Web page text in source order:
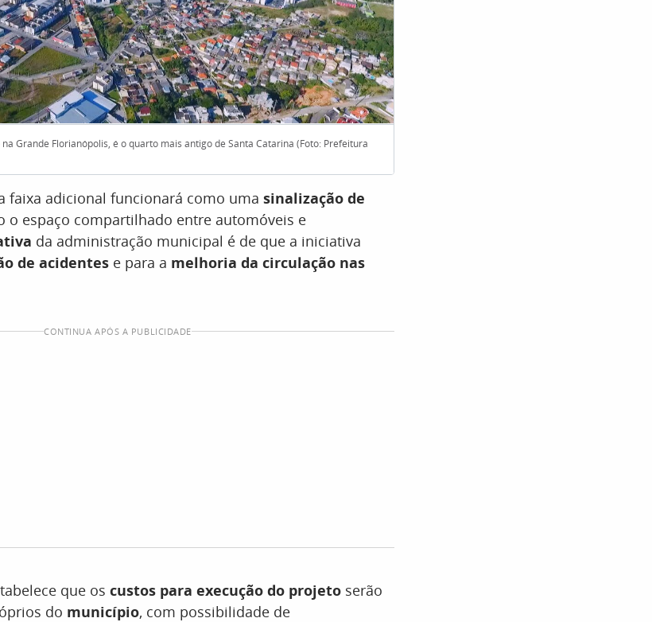
Grande Florianópolis, é o quarto mais antigo de Santa Catarina (Foto: Prefeitura
faixa adicional funcionará como uma sinalização de
o espaço compartilhado entre automóveis e
da administração municipal é de que a iniciativa
de acidentes e para a melhoria da circulação nas
CONTINUA APÓS A PUBLICIDADE
que os custos para execução do projeto serão
do município, com possibilidade de